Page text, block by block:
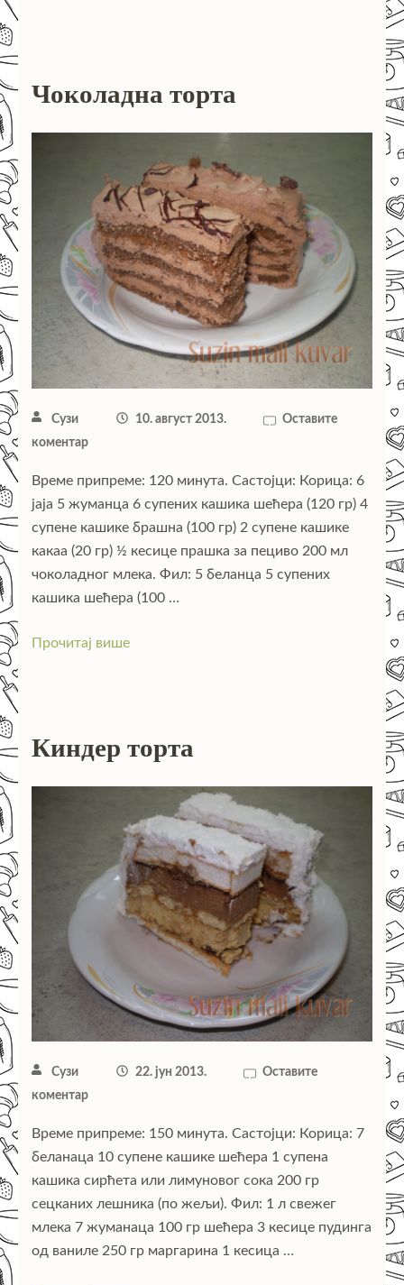
Чоколадна торта
Сузи 10. август 2013.
Оставите
коментар
Време припреме: 120 минута. Састојци: Корица: 6
јаја 5 жуманца 6 супених кашика шећера (120 гр) 4
супене кашике брашна (100 гр) 2 супене кашике
какаа (20 гр) ½ кесице прашка за пециво 200 мл
чоколадног млека. Фил: 5 беланца 5 супених
кашика шећера (100 …
Прочитај више
Киндер торта
Сузи 22. јун 2013.
Оставите
коментар
Време припреме: 150 минута. Састојци: Корица: 7
беланаца 10 супене кашике шећера 1 супена
кашика сирћета или лимуновог сока 200 гр
сецканих лешника (по жељи). Фил: 1 л свежег
млека 7 жуманаца 100 гр шећера 3 кесице пудинга
од ваниле 250 гр маргарина 1 кесица …